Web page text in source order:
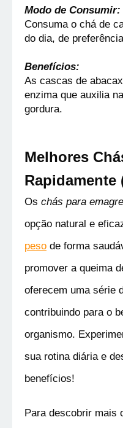
Modo de Consumir:
Consuma o chá de
do dia, de
Benefícios:
As cascas de
enzima que auxilia
gordura.
Melhores
Rapidamente
Os chás para
opção natural e
peso de forma
promover a queima
oferecem uma série
contribuindo para o
organismo.
sua rotina diária e
benefícios!
Para descobrir mais